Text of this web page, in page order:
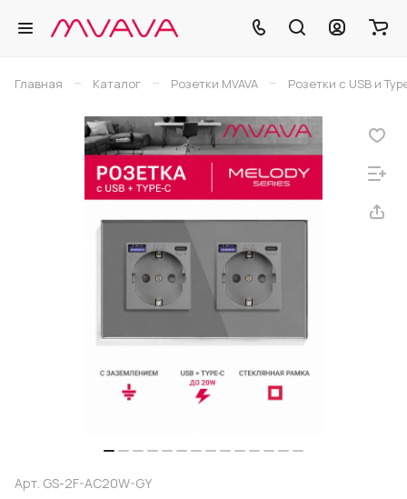
Главная – Каталог – Розетки MVAVA – Розетки с USB и
Арт. GS-2F-AC20W-GY